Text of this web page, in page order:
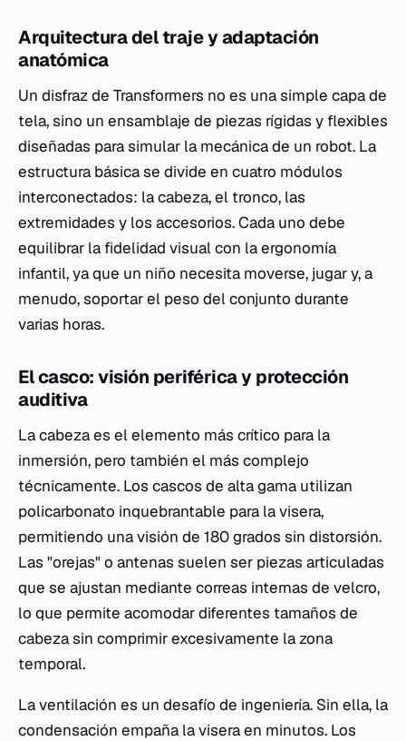
Arquitectura del traje y adaptación
anatómica
Un disfraz de Transformers no es una simple capa de
tela, sino un ensamblaje de piezas rígidas y flexibles
diseñadas para simular la mecánica de un robot. La
estructura básica se divide en cuatro módulos
interconectados: la cabeza, el tronco, las
extremidades y los accesorios. Cada uno debe
equilibrar la fidelidad visual con la ergonomía
infantil, ya que un niño necesita moverse, jugar y, a
menudo, soportar el peso del conjunto durante
varias horas.
El casco: visión periférica y protección
auditiva
La cabeza es el elemento más crítico para la
inmersión, pero también el más complejo
técnicamente. Los cascos de alta gama utilizan
policarbonato inquebrantable para la visera,
permitiendo una visión de 180 grados sin distorsión.
Las "orejas" o antenas suelen ser piezas articuladas
que se ajustan mediante correas internas de velcro,
lo que permite acomodar diferentes tamaños de
cabeza sin comprimir excesivamente la zona
temporal.
La ventilación es un desafío de ingeniería. Sin ella, la
condensación empaña la visera en minutos. Los